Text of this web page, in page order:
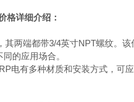
格详细介绍：
两端都带3/4英寸NPT螺纹。
的应用场合。
电有多种材质和安装方式，可